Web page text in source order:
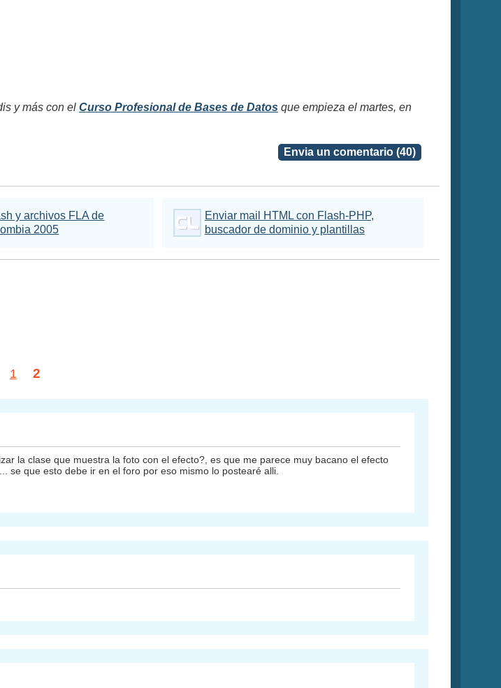
y más con el Curso Profesional de Bases de Datos que empieza el martes, en
Envia un comentario (40)
y archivos FLA de
2005
Enviar mail HTML con Flash-PHP,
buscador de dominio y plantillas
1 2
la clase que muestra la foto con el efecto?, es que me parece muy bacano el efecto
se que esto debe ir en el foro por eso mismo lo postearé alli.